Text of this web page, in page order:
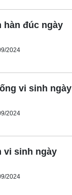
hàn đúc ngày
2024
vi sinh ngày
2024
vi sinh ngày
2024